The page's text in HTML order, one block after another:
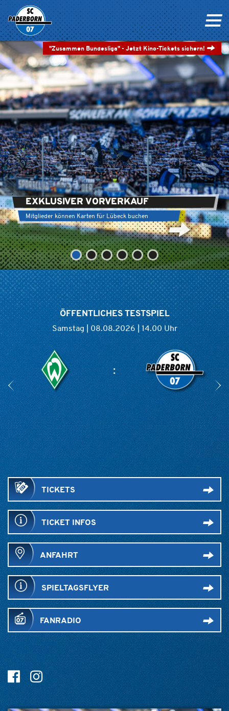
"Zusammen Bundesliga" - Jetzt Kino-Tickets sichern!
GROSSE VORFREUDE
U21 empfängt Mönchengladbach zum Heimauftakt
ÖFFENTLICHES TESTSPIEL
Samstag | 08.08.2026 | 14.00 Uhr
:
TICKETS
TICKET INFOS
ANFAHRT
SPIELTAGSFLYER
FANRADIO